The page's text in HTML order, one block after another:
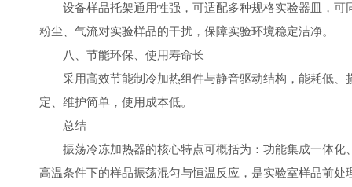
设备样品托架通用性强，可适配多种规格实验器皿，可
粉尘、气流对实验样品的干扰，保障实验环境稳定洁净。
八、节能环保、使用寿命长
采用高效节能制冷加热组件与静音驱动结构，能耗低、
定、维护简单，使用成本低。
总结
振荡冷冻加热器的核心特点可概括为：功能集成一体化
高温条件下的样品振荡混匀与恒温反应，是实验室样品前